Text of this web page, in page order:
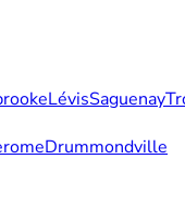
LévisSaguenay
Drummondville